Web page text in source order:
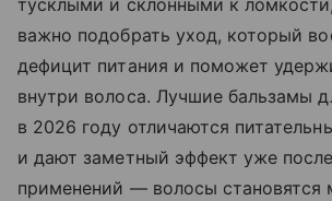
тусклыми и склонными к
важно подобрать уход, который
дефицит питания и поможет
внутри волоса. Лучшие бальзамы
в 2026 году отличаются
и дают заметный эффект уже
применений — волосы становятся